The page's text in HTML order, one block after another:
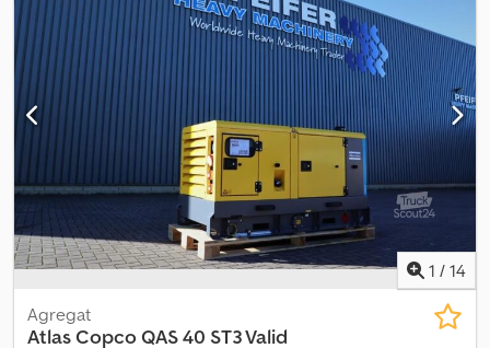
1 / 14
Agregat
Atlas CopcoQAS 40 ST3 Valid